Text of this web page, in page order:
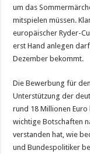
um das
mitspielen müssen.
europäischer Ryder-
erst Hand anlegen
Dezember bekommt.
Die Bewerbung für
Unterstützung der
rund 18 Millionen
wichtige Botschaften
verstanden hat, wie
und Bundespolitiker